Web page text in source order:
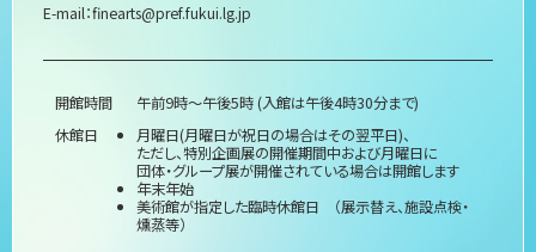
E-mail：finearts@pref.fukui.lg.jp
開館時間
午前9時～午後5時 (入館は午後4時30分まで)
休館日
月曜日(月曜日が祝日の場合はその翌平日)、
ただし、特別企画展の開催期間中および月曜日に
団体・グループ展が開催されている場合は開館します
年末年始
美術館が指定した臨時休館日 （展示替え、施設点検・
燻蒸等）